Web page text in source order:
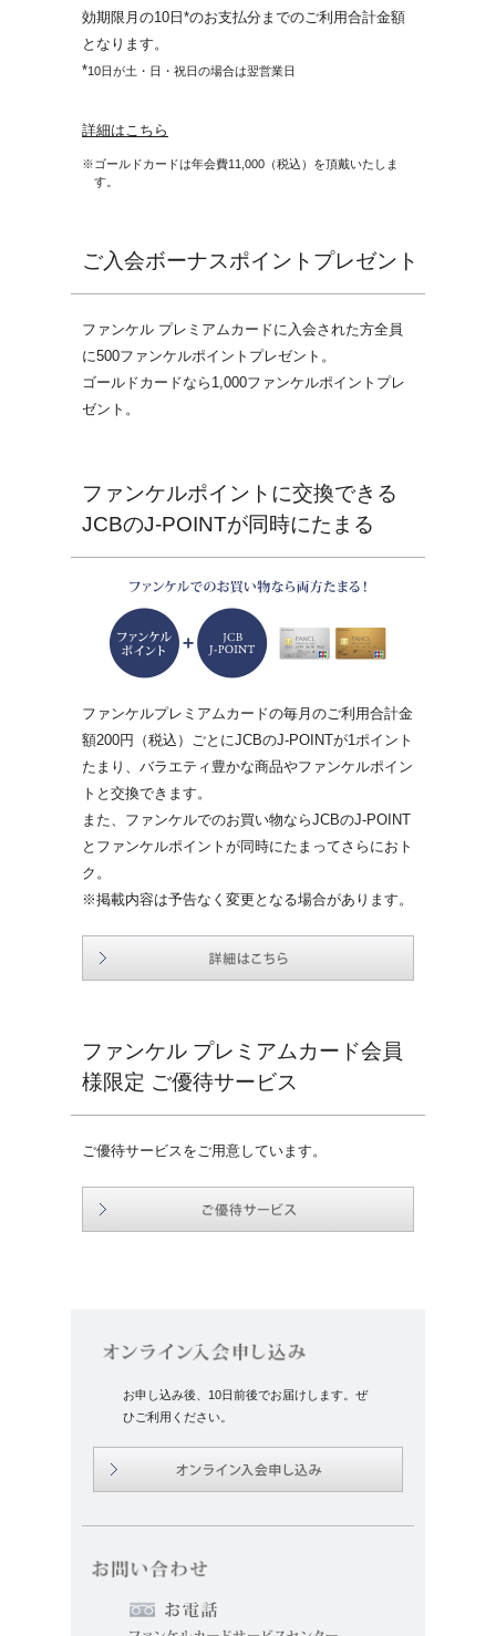
効期限月の10日*のお支払分までのご利用合計金額
となります。
*10日が土・日・祝日の場合は翌営業日
詳細はこちら
※ゴールドカードは年会費11,000（税込）を頂戴いたしま
す。
ご入会ボーナスポイントプレゼント
ファンケル プレミアムカードに入会された方全員
に500ファンケルポイントプレゼント。
ゴールドカードなら1,000ファンケルポイントプレ
ゼント。
ファンケルポイントに交換できる
JCBのJ-POINTが同時にたまる
ファンケルプレミアムカードの毎月のご利用合計金
額200円（税込）ごとにJCBのJ-POINTが1ポイント
たまり、バラエティ豊かな商品やファンケルポイン
トと交換できます。
また、ファンケルでのお買い物ならJCBのJ-POINT
とファンケルポイントが同時にたまってさらにおト
ク。
※掲載内容は予告なく変更となる場合があります。
ファンケル プレミアムカード会員
様限定 ご優待サービス
ご優待サービスをご用意しています。
お申し込み後、10日前後でお届けします。ぜ
ひご利用ください。